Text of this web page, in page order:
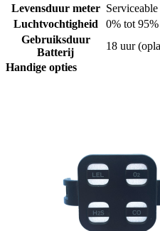
Levensduur meter Serviceable
Luchtvochtigheid
0% tot
Gebruiksduur
Batterij
18 uur
Handige opties